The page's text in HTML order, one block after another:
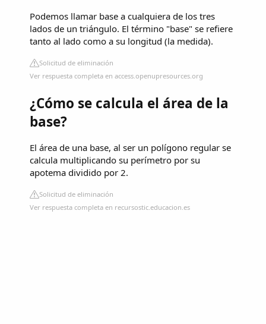
Podemos llamar base a cualquiera de los tres
lados de un triángulo. El término "base" se refiere
tanto al lado como a su longitud (la medida).
Solicitud de eliminación
Ver respuesta completa en access.openupresources.org
¿Cómo se calcula el área de la
base?
El área de una base, al ser un polígono regular se
calcula multiplicando su perímetro por su
apotema dividido por 2.
Solicitud de eliminación
Ver respuesta completa en recursostic.educacion.es